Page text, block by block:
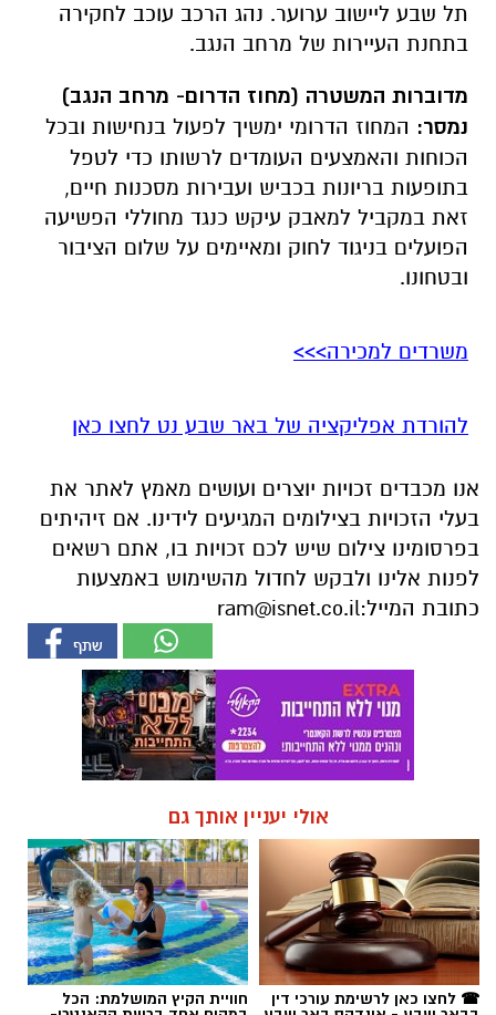
נמסר:המחוז הדרומי ימשיך לפעול בנחישות ובכל
הכוחות והאמצעים העומדים לרשותו כדי לטפל
זאת במקביל למאבק עיקש כנגד מחוללי הפשיעה
הפועלים בניגוד לחוק ומאיימים על שלום הציבור
ובטחונו.
משרדים למכירה>>>
בפרסומינו צילום שיש לכם זכויות בו, אתם רשאים
כתובת המייל:ram@isnet.co.il
אולי יעניין אותך גם
☎ לחצו כאן לרשימת עורכי דין
בבאר שבע - אינדקס באר שבע
נט
חוויית הקיץ המושלמת: הכל
במקום אחד ברשת הקאנטרי-
חודשיים + חודש מתנה (כולל
החגים!)
חדשות